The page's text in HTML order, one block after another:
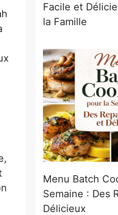
Facile et
la Famille
Menu Batch
Semaine : Des
Délicieux